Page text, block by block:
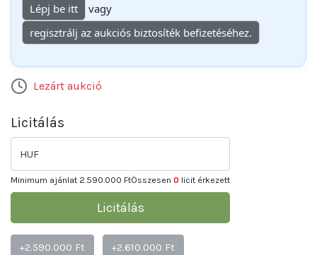
Lépj be itt
vagy
regisztrálj az aukciós biztosíték befizetéséhez.
Lezárt aukció
Licitálás
HUF
Minimum ajánlat 2.590.000 FtÖsszesen 0 licit érkezett
Licitálás
+2.590.000 Ft +2.610.000 Ft